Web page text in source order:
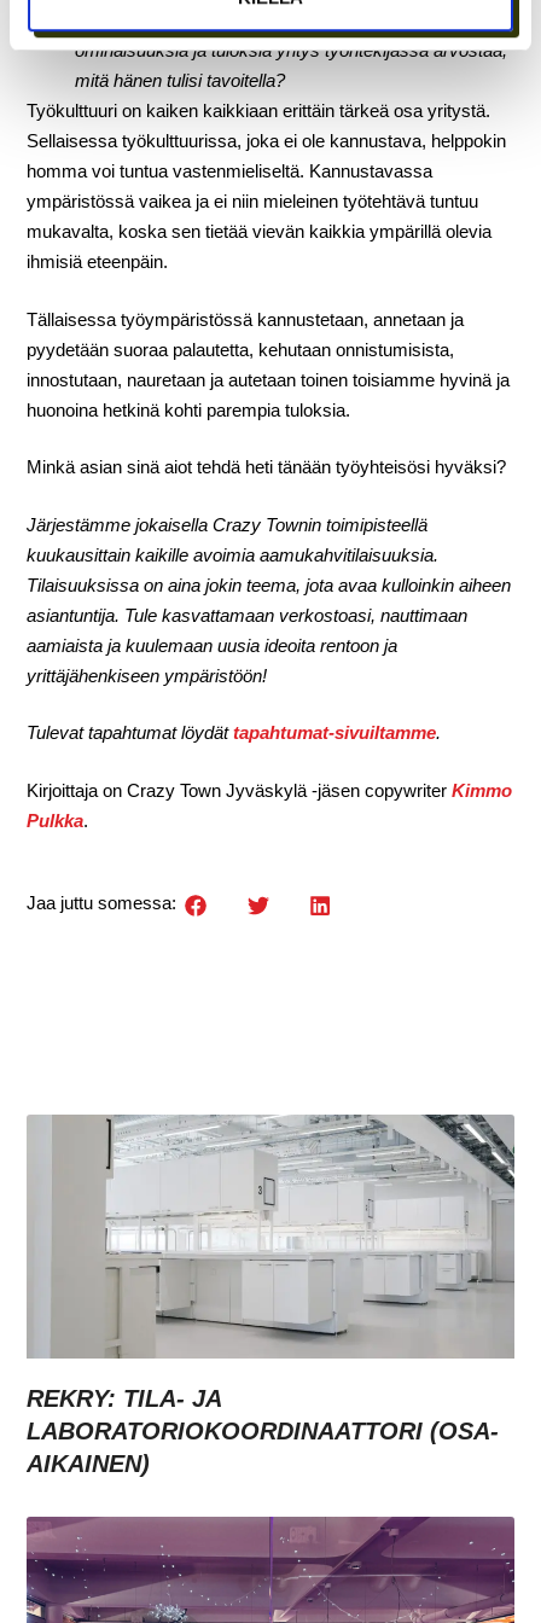
ominaisuuksia ja tuloksia yritys työntekijässä arvostaa,
mitä hänen tulisi tavoitella?
Työkulttuuri on kaiken kaikkiaan erittäin tärkeä osa yritystä.
Sellaisessa työkulttuurissa, joka ei ole kannustava, helppokin
homma voi tuntua vastenmieliseltä. Kannustavassa
ympäristössä vaikea ja ei niin mieleinen työtehtävä tuntuu
mukavalta, koska sen tietää vievän kaikkia ympärillä olevia
ihmisiä eteenpäin.
Tällaisessa työympäristössä kannustetaan, annetaan ja
pyydetään suoraa palautetta, kehutaan onnistumisista,
innostutaan, nauretaan ja autetaan toinen toisiamme hyvinä ja
huonoina hetkinä kohti parempia tuloksia.
Minkä asian sinä aiot tehdä heti tänään työyhteisösi hyväksi?
Järjestämme jokaisella Crazy Townin toimipisteellä
kuukausittain kaikille avoimia aamukahvitilaisuuksia.
Tilaisuuksissa on aina jokin teema, jota avaa kulloinkin aiheen
asiantuntija. Tule kasvattamaan verkostoasi, nauttimaan
aamiaista ja kuulemaan uusia ideoita rentoon ja
yrittäjähenkiseen ympäristöön!
Tulevat tapahtumat löydättapahtumat-sivuiltamme.
Kirjoittaja on Crazy Town Jyväskylä -jäsen copywriterKimmo
Pulkka.
Jaa juttu somessa:
REKRY: TILA- JA
LABORATORIOKOORDINAATTORI (OSA-
AIKAINEN)